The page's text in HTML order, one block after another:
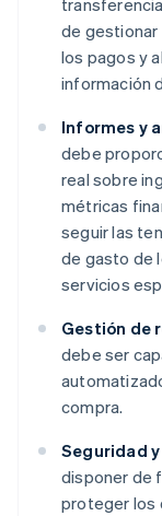
de gestionar
los pagos y
información
Informes y
debe
real sobre
métricas
seguir las
de gasto de
servicios
Gestión de
debe ser
compra.
Seguridad
disponer de
proteger los